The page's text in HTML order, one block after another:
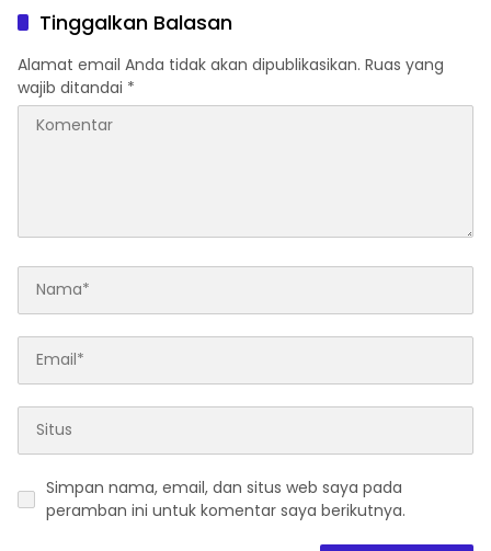
Tinggalkan Balasan
Alamat email Anda tidak akan dipublikasikan. Ruas yang
wajib ditandai *
Simpan nama, email, dan situs web saya pada
peramban ini untuk komentar saya berikutnya.